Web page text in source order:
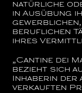
natürliche
in Ausübung
beruflichen
ihres
„Cantine dei
bezieht sich
Inhaberin
verkauften